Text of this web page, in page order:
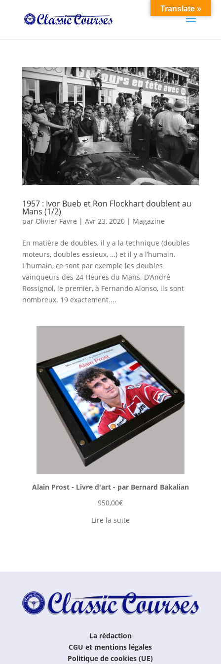
1957 : Ivor Bueb et Ron Flockhart doublent au
Mans (1/2)
par Olivier Favre | Avr 23, 2020| Magazine
En matière de doubles, il y a la technique (doubles
moteurs, doubles essieux, …) et il y a l’humain.
L’humain, ce sont par exemple les doubles
vainqueurs des 24 Heures du Mans. D’André
Rossignol, le premier, à Fernando Alonso, ils sont
nombreux. 19 exactement....
Alain Prost - Livre d'art - par Bernard Bakalian
950,00€
Lire la suite
La rédaction
CGU et mentions légales
Politique de cookies (UE)
Translate »